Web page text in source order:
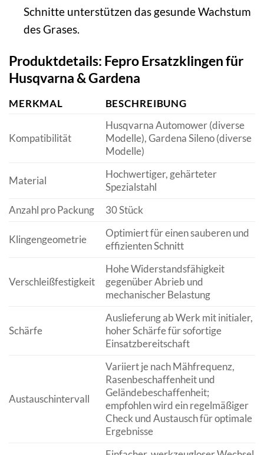
Schnitte unterstützen das gesunde Wachstum
des Grases.
Produktdetails: Fepro Ersatzklingen für
Husqvarna & Gardena
MERKMAL BESCHREIBUNG
Kompatibilität
Husqvarna Automower (diverse
Modelle), Gardena Sileno (diverse
Modelle)
Material
Hochwertiger, gehärteter
Spezialstahl
Anzahl pro Packung
30 Stück
Klingengeometrie
Optimiert für einen sauberen und
effizienten Schnitt
Verschleißfestigkeit
Hohe Widerstandsfähigkeit
gegenüber Abrieb und
mechanischer Belastung
Schärfe
Auslieferung ab Werk mit initialer,
hoher Schärfe für sofortige
Einsatzbereitschaft
Austauschintervall
Variiert je nach Mähfrequenz,
Rasenbeschaffenheit und
Geländebeschaffenheit;
empfohlen wird ein regelmäßiger
Check und Austausch für optimale
Ergebnisse